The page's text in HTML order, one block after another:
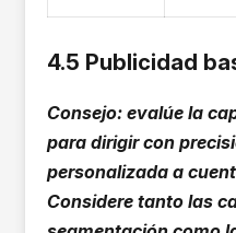
4.5 Publicidad
Consejo: evalúe la
para dirigir con
personalizada a
Considere tanto las